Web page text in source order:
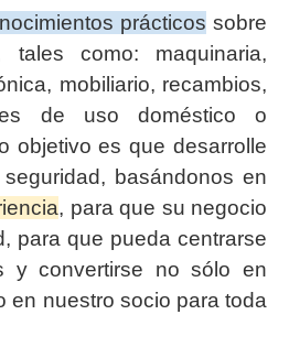
prácticos sobre
tales como: maquinaria,
mobiliario, recambios,
de uso doméstico o
objetivo es que desarrolle
basándonos en
, para que su negocio
para que pueda centrarse
y convertirse no sólo en
en nuestro socio para toda